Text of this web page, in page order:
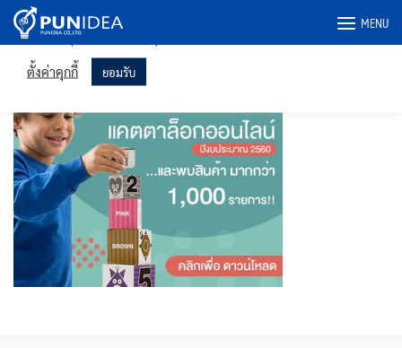
Skip
MENU
เราใช้คุกกี้ในเว็บไซต์ของเราเพื่อให้คุณได้รับประสบการณ์ที่เกี่ยวข้อง
มากที่สุดโดยจดจำการตั้งค่าของคุณและเข้าชมซ้ำ การคลิก "ยอมรับ"
แสดงว่าคุณยินยอมให้ใช้คุกกี้ทั้งหมด
ตั้งค่าคุกกี้ ยอมรับ